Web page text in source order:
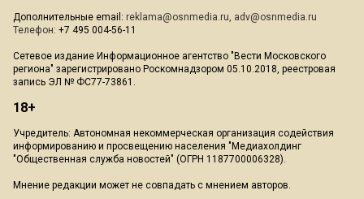
Дополнительные email: reklama@osnmedia.ru, adv@osnmedia.ru
Телефон: +7 495 004-56-11
Сетевое издание Информационное агентство "Вести Московского
региона" зарегистрировано Роскомнадзором 05.10.2018, реестровая
запись ЭЛ № ФС77-73861.
18+
Учредитель: Автономная некоммерческая организация содействия
информированию и просвещению населения "Медиахолдинг
"Общественная служба новостей" (ОГРН 1187700006328).
Мнение редакции может не совпадать с мнением авторов.